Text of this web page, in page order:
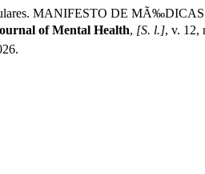
MANIFESTO DE
of Mental Health, [S. l.], v. 12,